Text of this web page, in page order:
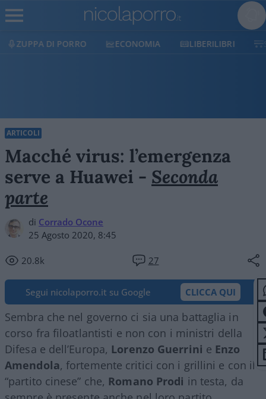
ZUPPA DI PORRO ECONOMIA LIBERILIBRI
ARTICOLI
Macché virus: l’emergenza
serve a Huawei - Seconda
parte
di Corrado Ocone
25 Agosto 2020, 8:45
20.8k 27
Segui nicolaporro.it su Google CLICCA QUI
Sembra che nel governo ci sia una battaglia in
corso fra filoatlantisti e non con i ministri della
Difesa e dell’Europa, Lorenzo Guerrini e Enzo
Amendola, fortemente critici con i grillini e con il
“partito cinese” che, Romano Prodi in testa, da